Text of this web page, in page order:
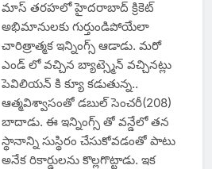
మాస్ తరహలో హైదరాబాద్ క్రికెట్
అభిమానులకు గుర్తుండిపోయేలా
చారిత్రాత్మక ఇన్నింగ్స్ ఆడాడు. మరో
ఎండ్ లో వచ్చిన బ్యాట్స్మెన్ వచ్చినట్లు
పెవిలియన్ కి క్యూ కడుతున్న..
ఆత్మవిశ్వాసంతో డబుల్ సెంచరీ(208)
బాదాడు. ఈ ఇన్నింగ్స్ తో వన్డేలో తన
స్థానాన్ని సుస్థిరం చేసుకోవడంతో పాటు
అనేక రికార్డులను కొల్లగొట్టాడు. ఇక